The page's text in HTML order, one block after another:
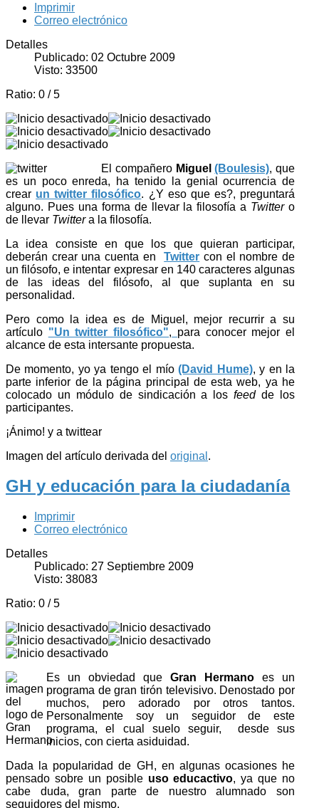
Imprimir
Correo electrónico
Detalles
Publicado: 02 Octubre 2009
Visto: 33500
Ratio: 0 /5
El compañero Miguel(Boulesis), que
es un poco enreda, ha tenido la genial ocurrencia de
crear un twitter filosófico. ¿Y eso que es?, preguntará
alguno. Pues una forma de llevar la filosofía a Twittero
de llevar Twittera la filosofía.
La idea consiste en que los que quieran participar,
deberán crear una cuenta enTwitter con el nombre de
un filósofo, e intentar expresar en 140 caracteres algunas
de las ideas del filósofo, al que suplanta en su
personalidad.
Pero como la idea es de Miguel, mejor recurrir a su
artículo "Un twitter filosófico", para conocer mejor el
alcance de esta intersante propuesta.
De momento, yo ya tengo el mío(David Hume), y en la
parte inferior de la página principal de esta web, ya he
colocado un módulo de sindicación a losfeedde los
participantes.
¡Ánimo! y a twittear
Imagen del artículo derivada del original .
GH y educación para la ciudadanía
Imprimir
Correo electrónico
Detalles
Publicado: 27 Septiembre 2009
Visto: 38083
Ratio: 0 /5
Es un obviedad queGran Hermano es un
programa de gran tirón televisivo. Denostado por
muchos, pero adorado por otros tantos.
Personalmente soy un seguidor de este
programa, el cual suelo seguir, desde sus
inicios, con cierta asiduidad.
Dada la popularidad de GH, en algunas ocasiones he
pensado sobre un posible uso educactivo, ya que no
cabe duda, gran parte de nuestro alumnado son
seguidores del mismo.